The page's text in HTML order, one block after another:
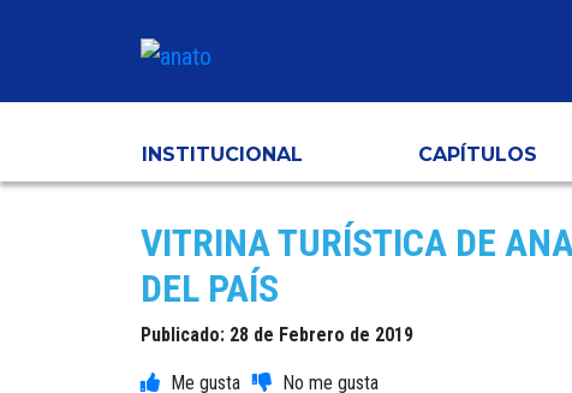
INSTITUCIONAL CAPÍTULOS
VITRINA TURÍSTICA DE
DEL PAÍS
Publicado: 28 de Febrero de 2019